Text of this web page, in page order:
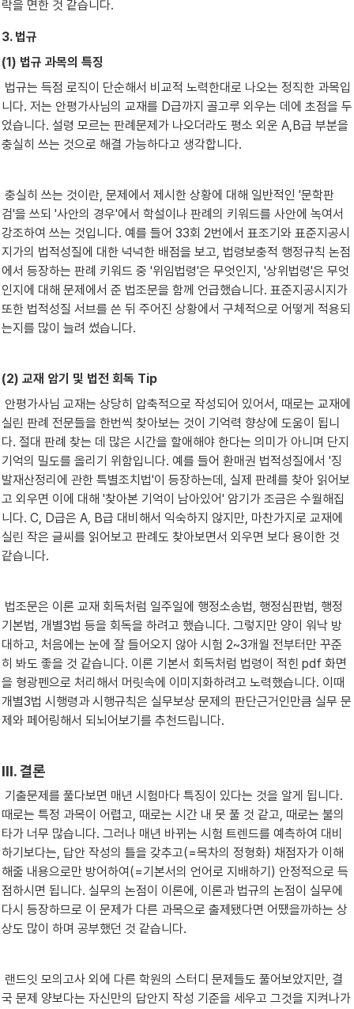
락을 면한 것 같습니다.
3. 법규
(1) 법규 과목의 특징
니다. 저는 안평가사님의 교재를 D급까지 골고루 외우는 데에 초점을 두
었습니다. 설령 모르는 판례문제가 나오더라도 평소 외운 A,B급 부분을
충실히 쓰는 것으로 해결 가능하다고 생각합니다.
검'을 쓰되 '사안의 경우'에서 학설이나 판례의 키워드를 사안에 녹여서
강조하여 쓰는 것입니다. 예를 들어 33회 2번에서 표조기와 표준지공시
지가의 법적성질에 대한 넉넉한 배점을 보고, 법령보충적 행정규칙 논점
에서 등장하는 판례 키워드 중 '위임법령'은 무엇인지, '상위법령'은 무엇
인지에 대해 문제에서 준 법조문을 함께 언급했습니다. 표준지공시지가
또한 법적성질 서브를 쓴 뒤 주어진 상황에서 구체적으로 어떻게 적용되
는지를 많이 늘려 썼습니다.
(2) 교재 암기 및 법전 회독 Tip
실린 판례 전문들을 한번씩 찾아보는 것이 기억력 향상에 도움이 됩니
다. 절대 판례 찾는 데 많은 시간을 할애해야 한다는 의미가 아니며 단지
기억의 밀도를 올리기 위함입니다. 예를 들어 환매권 법적성질에서 '징
발재산정리에 관한 특별조치법'이 등장하는데, 실제 판례를 찾아 읽어보
고 외우면 이에 대해 '찾아본 기억이 남아있어' 암기가 조금은 수월해집
니다. C, D급은 A, B급 대비해서 익숙하지 않지만, 마찬가지로 교재에
실린 작은 글씨를 읽어보고 판례도 찾아보면서 외우면 보다 용이한 것
같습니다.
기본법, 개별3법 등을 회독을 하려고 했습니다. 그렇지만 양이 워낙 방
대하고, 처음에는 눈에 잘 들어오지 않아 시험 2~3개월 전부터만 꾸준
히 봐도 좋을 것 같습니다. 이론 기본서 회독처럼 법령이 적힌 pdf 화면
을 형광펜으로 처리해서 머릿속에 이미지화하려고 노력했습니다. 이때
개별3법 시행령과 시행규칙은 실무보상 문제의 판단근거인만큼 실무 문
제와 페어링해서 되뇌어보기를 추천드립니다.
III. 결론
때로는 특정 과목이 어렵고, 때로는 시간 내 못 풀 것 같고, 때로는 불의
타가 너무 많습니다. 그러나 매년 바뀌는 시험 트렌드를 예측하여 대비
하기보다는, 답안 작성의 틀을 갖추고(=목차의 정형화) 채점자가 이해
해줄 내용으로만 방어하여(=기본서의 언어로 지배하기) 안정적으로 득
점하시면 됩니다. 실무의 논점이 이론에, 이론과 법규의 논점이 실무에
다시 등장하므로 이 문제가 다른 과목으로 출제됐다면 어땠을까하는 상
상도 많이 하며 공부했던 것 같습니다.
국 문제 양보다는 자신만의 답안지 작성 기준을 세우고 그것을 지켜나가